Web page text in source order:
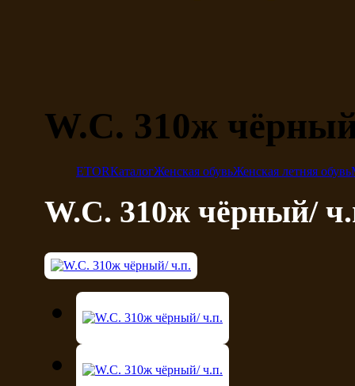
W.C. 310ж
ETORКаталогЖенская обувьЖенская летняя обувь
W.C. 310ж чёрный/